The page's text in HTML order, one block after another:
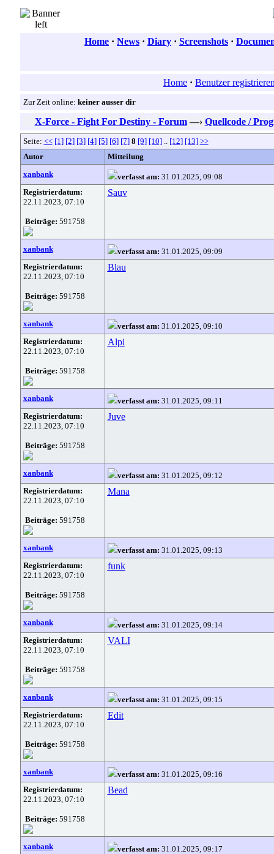
Home · News · Diary · Screenshots ·
Home · Benutzer
Zur Zeit online: keiner ausser dir
X-Force - Fight For Destiny - Forum —› Quellcode /
Seite: << [1] [2] [3] [4] [5] [6] [7] 8 [9] [10].. [12] [13] >>
Autor
Mitteilung
xanbank
verfasst am: 31.01.2025, 09:08
Registrierdatum:
22.11.2023, 07:10
Beiträge: 591758
Sauv
xanbank verfasst am: 31.01.2025, 09:09
Registrierdatum:
22.11.2023, 07:10
Beiträge: 591758
Blau
xanbank verfasst am: 31.01.2025, 09:10
Registrierdatum:
22.11.2023, 07:10
Beiträge: 591758
Alpi
xanbank verfasst am: 31.01.2025, 09:11
Registrierdatum:
22.11.2023, 07:10
Beiträge: 591758
Juve
xanbank verfasst am: 31.01.2025, 09:12
Registrierdatum:
22.11.2023, 07:10
Beiträge: 591758
Mana
xanbank verfasst am: 31.01.2025, 09:13
Registrierdatum:
22.11.2023, 07:10
Beiträge: 591758
funk
xanbank verfasst am: 31.01.2025, 09:14
Registrierdatum:
22.11.2023, 07:10
Beiträge: 591758
VALI
xanbank verfasst am: 31.01.2025, 09:15
Registrierdatum:
22.11.2023, 07:10
Beiträge: 591758
Edit
xanbank verfasst am: 31.01.2025, 09:16
Registrierdatum:
22.11.2023, 07:10
Beiträge: 591758
Bead
xanbank verfasst am: 31.01.2025, 09:17